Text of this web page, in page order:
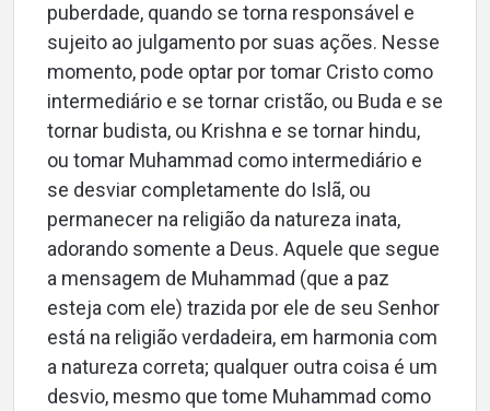
puberdade, quando se torna responsável e
sujeito ao julgamento por suas ações. Nesse
momento, pode optar por tomar Cristo como
intermediário e se tornar cristão, ou Buda e se
tornar budista, ou Krishna e se tornar hindu,
ou tomar Muhammad como intermediário e
se desviar completamente do Islã, ou
permanecer na religião da natureza inata,
adorando somente a Deus. Aquele que segue
a mensagem de Muhammad (que a paz
esteja com ele) trazida por ele de seu Senhor
está na religião verdadeira, em harmonia com
a natureza correta; qualquer outra coisa é um
desvio, mesmo que tome Muhammad como